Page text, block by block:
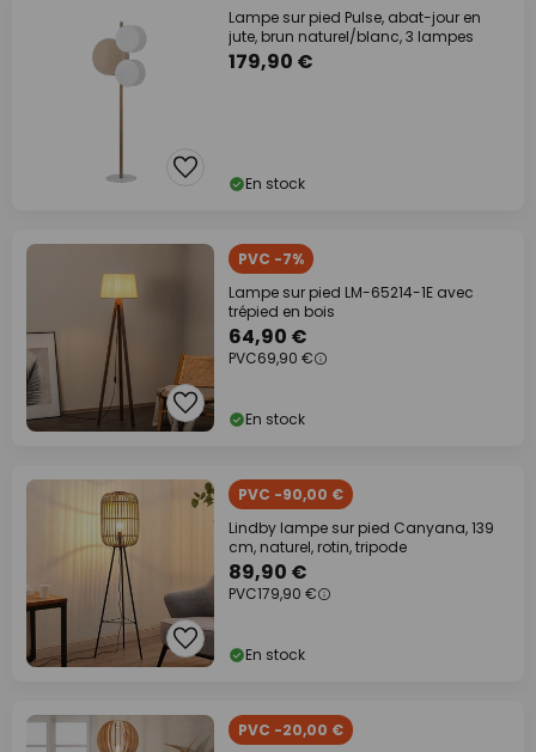
Lampe sur pied Pulse, abat-jour en
jute, brun naturel/blanc, 3 lampes
179,90 €
En stock
PVC -7%
Lampe sur pied LM-65214-1E avec
trépied en bois
64,90 €
PVC69,90 €
En stock
PVC -90,00 €
Lindby lampe sur pied Canyana, 139
cm, naturel, rotin, tripode
89,90 €
PVC179,90 €
En stock
PVC -20,00 €